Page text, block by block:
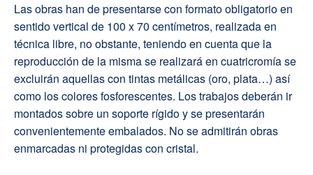
Las obras han de presentarse con formato obligatorio en
sentido vertical de 100 x 70 centímetros, realizada en
técnica libre, no obstante, teniendo en cuenta que la
reproducción de la misma se realizará en cuatricromía se
excluirán aquellas con tintas metálicas (oro, plata…) así
como los colores fosforescentes. Los trabajos deberán ir
montados sobre un soporte rígido y se presentarán
convenientemente embalados. No se admitirán obras
enmarcadas ni protegidas con cristal.